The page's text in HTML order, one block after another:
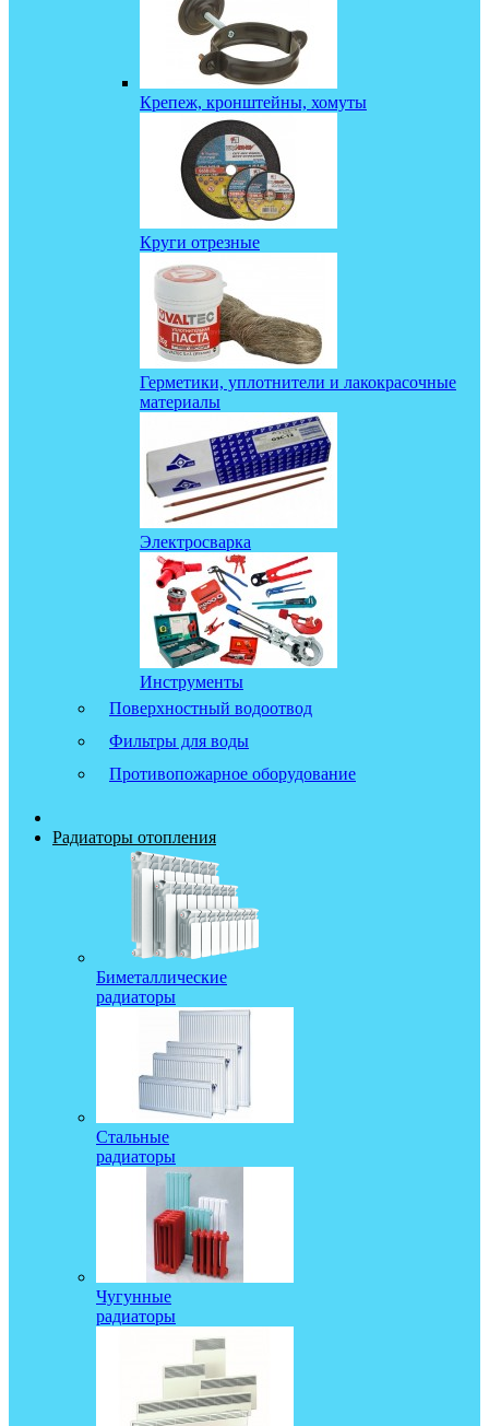
Крепеж, кронштейны, хомуты
Круги отрезные
Герметики, уплотнители и лакокрасочные
материалы
Электросварка
Инструменты
Поверхностный водоотвод
Фильтры для воды
Противопожарное оборудование
Радиаторы отопления
Биметаллические
радиаторы
Стальные
радиаторы
Чугунные
радиаторы